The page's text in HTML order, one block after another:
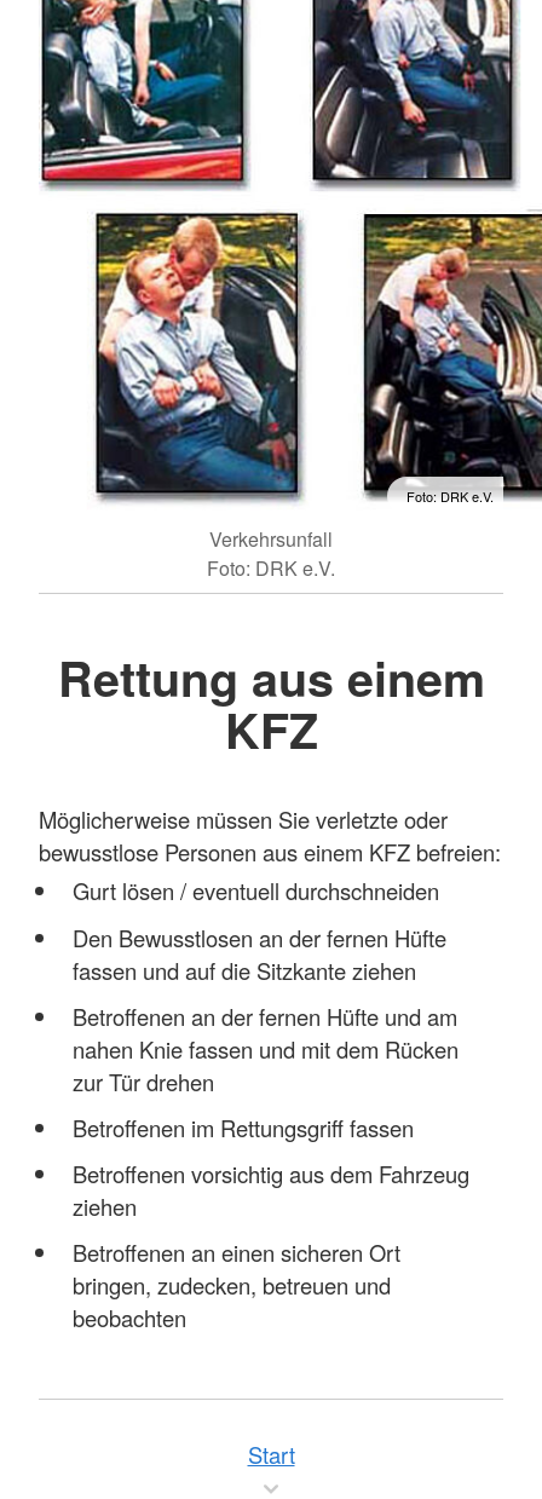
Foto: DRK e.V.
Verkehrsunfall
Foto: DRK e.V.
Rettung aus einem
KFZ
Möglicherweise müssen Sie verletzte oder
bewusstlose Personen aus einem KFZ befreien:
Gurt lösen / eventuell durchschneiden
Den Bewusstlosen an der fernen Hüfte
fassen und auf die Sitzkante ziehen
Betroffenen an der fernen Hüfte und am
nahen Knie fassen und mit dem Rücken
zur Tür drehen
Betroffenen im Rettungsgriff fassen
Betroffenen vorsichtig aus dem Fahrzeug
ziehen
Betroffenen an einen sicheren Ort
bringen, zudecken, betreuen und
beobachten
Start